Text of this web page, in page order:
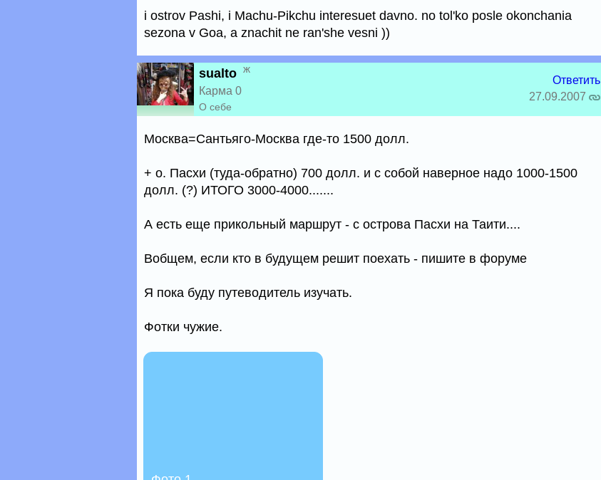
i ostrov Pashi, i Machu-Pikchu interesuet davno. no tol'ko posle okonchania
sezona v Goa, a znachit ne ran'she vesni ))
sualto ж
Карма 0
О себе
Ответить
27.09.2007
Москва=Сантьяго-Москва где-то 1500 долл.
+ о. Пасхи (туда-обратно) 700 долл. и с собой наверное надо 1000-1500
долл. (?) ИТОГО 3000-4000.......
А есть еще прикольный маршрут - с острова Пасхи на Таити....
Вобщем, если кто в будущем решит поехать - пишите в форуме
Я пока буду путеводитель изучать.
Фотки чужие.